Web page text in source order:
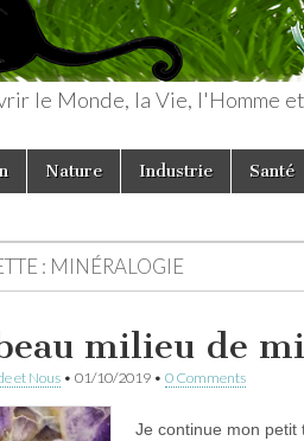
le Monde, la Vie, l'Homme
Nature Industrie Santé
: MINÉRALOGIE
milieu de
et Nous • 01/10/2019 • 0 Comments
Je continue mon petit